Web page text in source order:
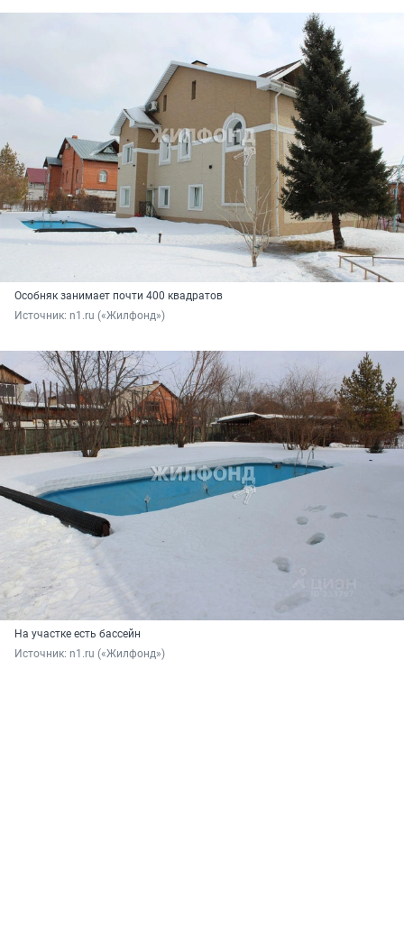
Особняк занимает почти 400 квадратов
Источник: n1.ru («Жилфонд»)
На участке есть бассейн
Источник: n1.ru («Жилфонд»)